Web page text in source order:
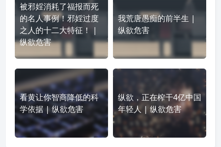
被邪婬消耗了福报而死
的名人事例！邪婬过度
之人的十二大特征！ |
纵欲危害
我荒唐愚痴的前半生 |
纵欲危害
看黄让你智商降低的科
学依据 | 纵欲危害
纵欲，正在榨干4亿中国
年轻人 | 纵欲危害